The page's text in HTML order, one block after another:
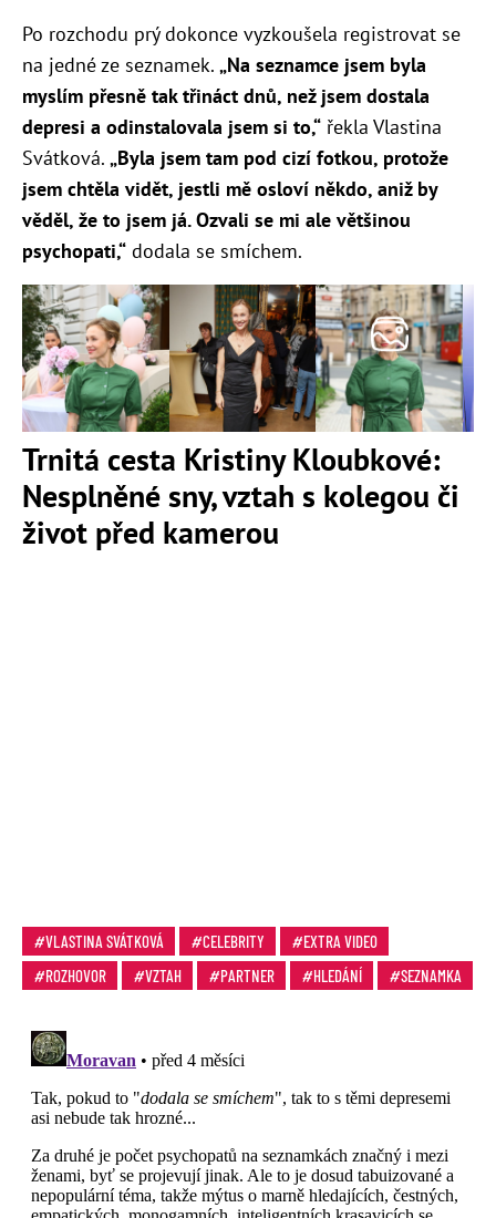
Po rozchodu prý dokonce vyzkoušela registrovat se
na jedné ze seznamek. „Na seznamce jsem byla
myslím přesně tak třináct dnů, než jsem dostala
depresi a odinstalovala jsem si to,“ řekla Vlastina
Svátková. „Byla jsem tam pod cizí fotkou, protože
jsem chtěla vidět, jestli mě osloví někdo, aniž by
věděl, že to jsem já. Ozvali se mi ale většinou
psychopati,“ dodala se smíchem.
Trnitá cesta Kristiny Kloubkové:
Nesplněné sny, vztah s kolegou či
život před kamerou
VLASTINA SVÁTKOVÁ CELEBRITY
EXTRA VIDEO
ROZHOVOR
VZTAH PARTNER HLEDÁNÍ SEZNAMKA